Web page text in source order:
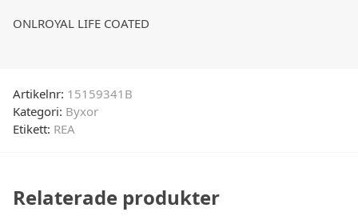
ONLROYAL LIFE COATED
Artikelnr: 15159341B
Kategori: Byxor
Etikett: REA
Relaterade produkter